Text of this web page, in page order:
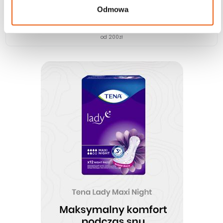
Odmowa
Darmowa dostawa
od 200zł